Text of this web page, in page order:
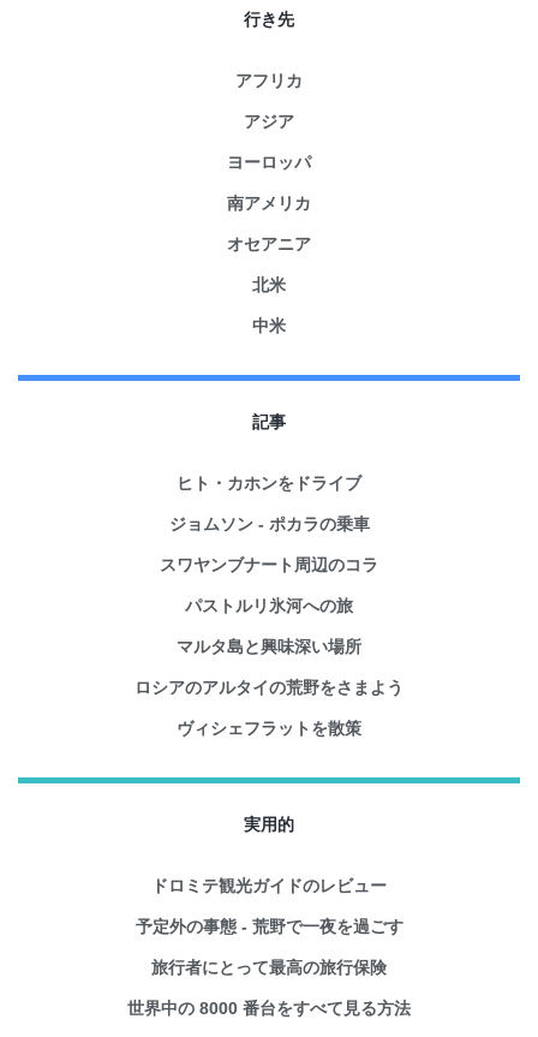
行き先
アフリカ
アジア
ヨーロッパ
南アメリカ
オセアニア
北米
中米
記事
ヒト・カホンをドライブ
ジョムソン - ポカラの乗車
スワヤンブナート周辺のコラ
パストルリ氷河への旅
マルタ島と興味深い場所
ロシアのアルタイの荒野をさまよう
ヴィシェフラットを散策
実用的
ドロミテ観光ガイドのレビュー
予定外の事態 - 荒野で一夜を過ごす
旅行者にとって最高の旅行保険
世界中の 8000 番台をすべて見る方法